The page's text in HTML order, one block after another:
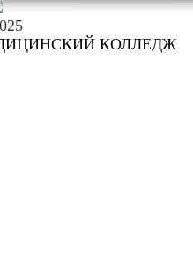
КОЛЛЕДЖ